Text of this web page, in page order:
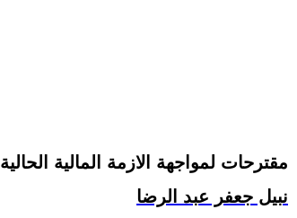
مقترحات لمواجهة الازمة المالية الحالية
نبيل جعفر عبد الرضا